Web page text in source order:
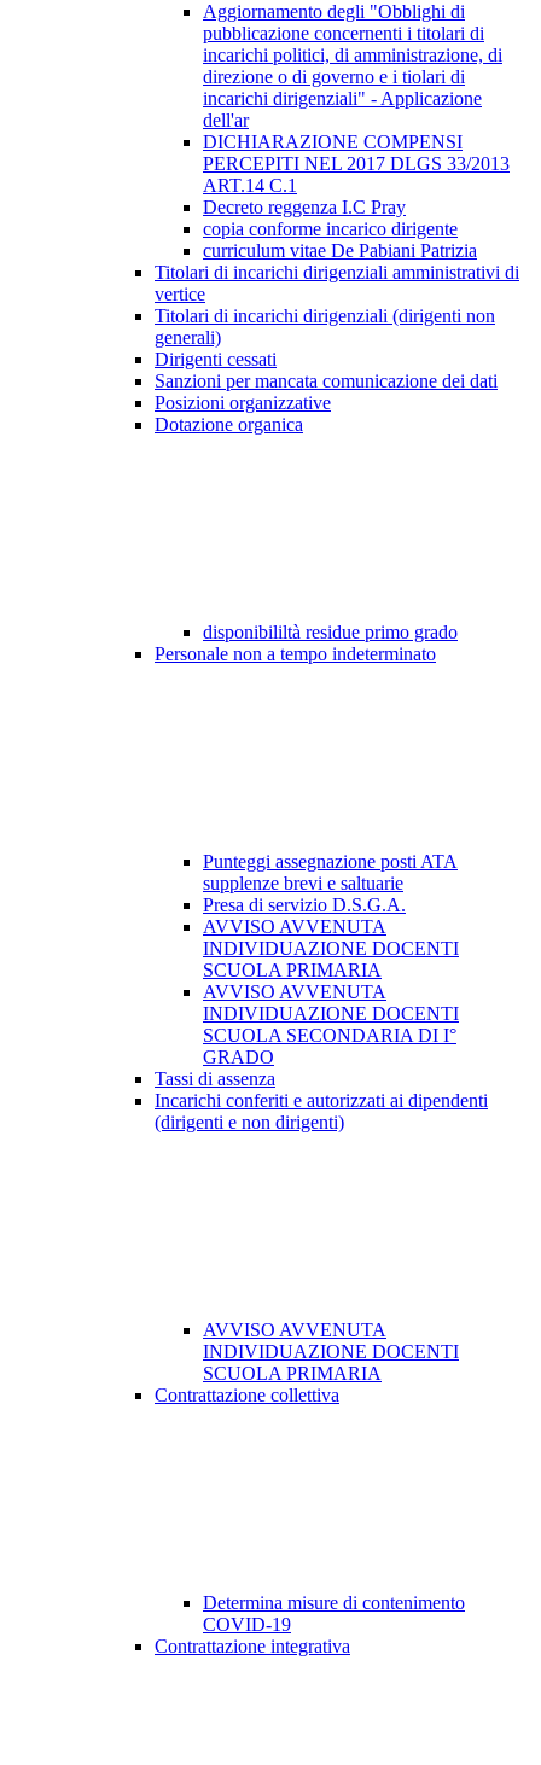
Aggiornamento degli "Obblighi di
pubblicazione concernenti i titolari di
incarichi politici, di amministrazione, di
direzione o di governo e i tiolari di
incarichi dirigenziali" - Applicazione
dell'ar
DICHIARAZIONE COMPENSI
PERCEPITI NEL 2017 DLGS 33/2013
ART.14 C.1
Decreto reggenza I.C Pray
copia conforme incarico dirigente
curriculum vitae De Pabiani Patrizia
Titolari di incarichi dirigenziali amministrativi di
vertice
Titolari di incarichi dirigenziali (dirigenti non
generali)
Dirigenti cessati
Sanzioni per mancata comunicazione dei dati
Posizioni organizzative
Dotazione organica
disponibililtà residue primo grado
Personale non a tempo indeterminato
Punteggi assegnazione posti ATA
supplenze brevi e saltuarie
Presa di servizio D.S.G.A.
AVVISO AVVENUTA
INDIVIDUAZIONE DOCENTI
SCUOLA PRIMARIA
AVVISO AVVENUTA
INDIVIDUAZIONE DOCENTI
SCUOLA SECONDARIA DI I°
GRADO
Tassi di assenza
Incarichi conferiti e autorizzati ai dipendenti
(dirigenti e non dirigenti)
AVVISO AVVENUTA
INDIVIDUAZIONE DOCENTI
SCUOLA PRIMARIA
Contrattazione collettiva
Determina misure di contenimento
COVID-19
Contrattazione integrativa